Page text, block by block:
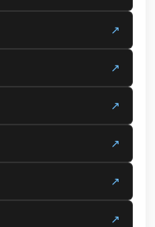
↗
↗
↗
↗
↗
↗